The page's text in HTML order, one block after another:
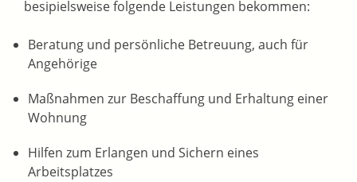
besipielsweise folgende Leistungen bekommen:
Beratung und persönliche Betreuung, auch für
Angehörige
Maßnahmen zur Beschaffung und Erhaltung einer
Wohnung
Hilfen zum Erlangen und Sichern eines
Arbeitsplatzes